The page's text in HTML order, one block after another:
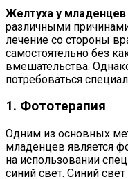
Желтуха у младенцев
различными
лечение со стороны
самостоятельно без
вмешательства.
потребоваться
1. Фототерапия
Одним из основных
младенцев является
на использовании
синий свет. Синий